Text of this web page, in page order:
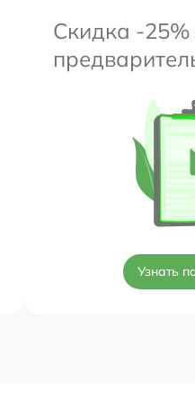
Скидка -25%
Узнать